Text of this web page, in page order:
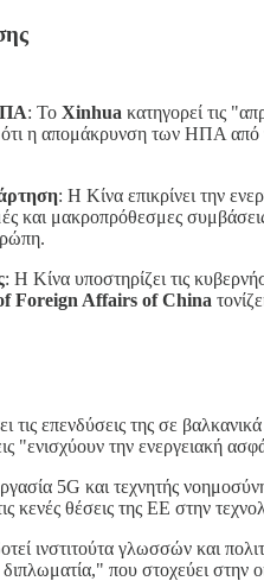
: Το Xinhua κατηγορεί τις
ότι η απομάκρυνση των ΗΠΑ
: Η Κίνα επικρίνει την
και μακροπρόθεσμες
: Η Κίνα υποστηρίζει τις
Foreign Affairs of China
τις επενδύσεις της σε
"ενισχύουν την ενεργειακή
5G και τεχνητής
κενές θέσεις της ΕΕ στην
ινστιτούτα γλωσσών και
διπλωματία," που στοχεύει